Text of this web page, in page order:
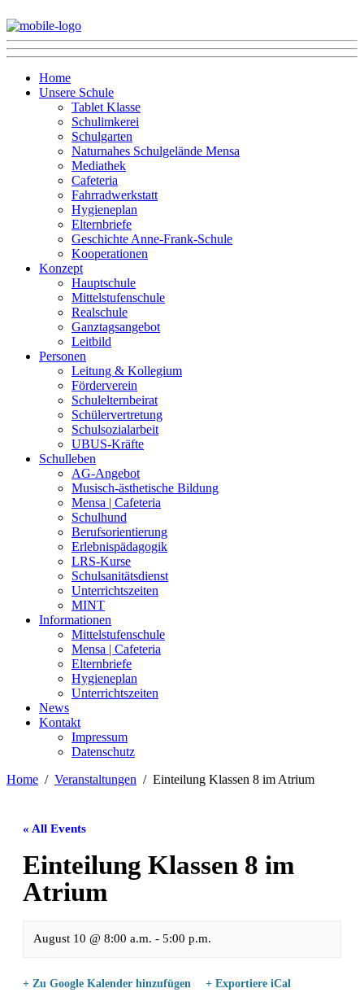
Home
Unsere Schule
Tablet Klasse
Schulimkerei
Schulgarten
Naturnahes Schulgelände Mensa
Mediathek
Cafeteria
Fahrradwerkstatt
Hygieneplan
Elternbriefe
Geschichte Anne-Frank-Schule
Kooperationen
Konzept
Hauptschule
Mittelstufenschule
Realschule
Ganztagsangebot
Leitbild
Personen
Leitung & Kollegium
Förderverein
Schulelternbeirat
Schülervertretung
Schulsozialarbeit
UBUS-Kräfte
Schulleben
AG-Angebot
Musisch-ästhetische Bildung
Mensa | Cafeteria
Schulhund
Berufsorientierung
Erlebnispädagogik
LRS-Kurse
Schulsanitätsdienst
Unterrichtszeiten
MINT
Informationen
Mittelstufenschule
Mensa | Cafeteria
Elternbriefe
Hygieneplan
Unterrichtszeiten
News
Kontakt
Impressum
Datenschutz
Home
Veranstaltungen Einteilung Klassen 8 im Atrium
« All Events
Einteilung Klassen 8 im
Atrium
August 10 @ 8:00 a.m. - 5:00 p.m.
+ Zu Google Kalender hinzufügen + Exportiere iCal